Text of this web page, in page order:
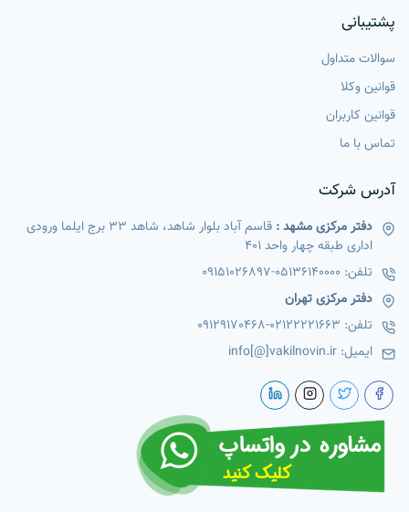
پشتیبانی
سوالات متداول
قوانین وکلا
قوانین کاربران
تماس با ما
آدرس شرکت
دفتر مرکزی مشهد :
قاسم آباد بلوار شاهد، شاهد 33 برج ایلما ورودی
اداری طبقه چهار واحد 401
تلفن: 05136140000
-
09151026897
دفتر مرکزی تهران
تلفن: 02122221663
-
09129170468
ایمیل: info[@]vakilnovin.ir